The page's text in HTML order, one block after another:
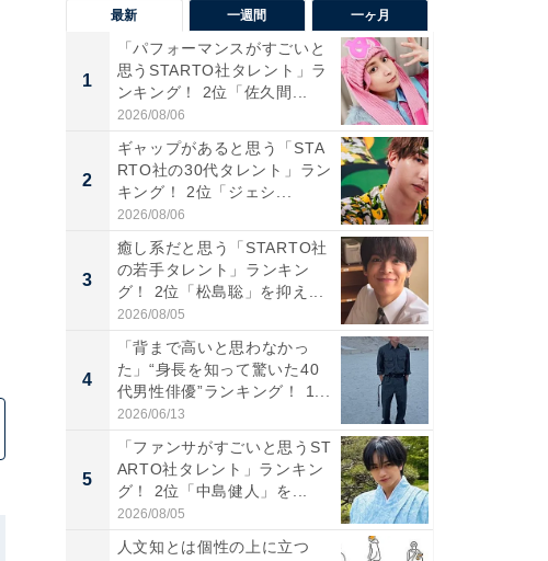
最新 一週間 一ヶ月
1
「パフォーマンスがすごいと
思うSTARTO社タレント」ラ
ンキング！ 2位「佐久間...
2026/08/06
2
ギャップがあると思う「STA
RTO社の30代タレント」ラン
キング！ 2位「ジェシ...
2026/08/06
3
癒し系だと思う「STARTO社
の若手タレント」ランキン
グ！ 2位「松島聡」を抑え...
2026/08/05
4
「背まで高いと思わなかっ
た」“身長を知って驚いた40
代男性俳優”ランキング！ 1...
2026/06/13
5
「ファンサがすごいと思うST
ARTO社タレント」ランキン
グ！ 2位「中島健人」を...
2026/08/05
人文知とは個性の上に立つ